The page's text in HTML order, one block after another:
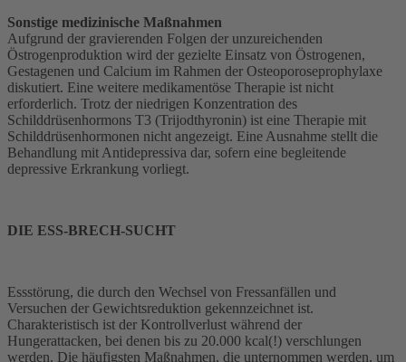
Sonstige medizinische Maßnahmen
Aufgrund der gravierenden Folgen der unzureichenden
Östrogenproduktion wird der gezielte Einsatz von Östrogenen,
Gestagenen und Calcium im Rahmen der Osteoporoseprophylaxe
diskutiert. Eine weitere medikamentöse Therapie ist nicht
erforderlich. Trotz der niedrigen Konzentration des
Schilddrüsenhormons T3 (Trijodthyronin) ist eine Therapie mit
Schilddrüsenhormonen nicht angezeigt. Eine Ausnahme stellt die
Behandlung mit Antidepressiva dar, sofern eine begleitende
depressive Erkrankung vorliegt.
DIE ESS-BRECH-SUCHT
Essstörung, die durch den Wechsel von Fressanfällen und
Versuchen der Gewichtsreduktion gekennzeichnet ist.
Charakteristisch ist der Kontrollverlust während der
Hungerattacken, bei denen bis zu 20.000 kcal(!) verschlungen
werden. Die häufigsten Maßnahmen, die unternommen werden, um